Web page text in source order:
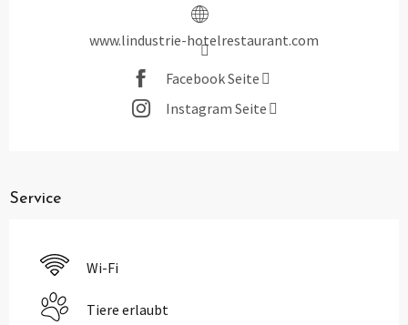
www.lindustrie-hotelrestaurant.com
Facebook Seite
Instagram Seite
Service
Wi-Fi
Tiere erlaubt